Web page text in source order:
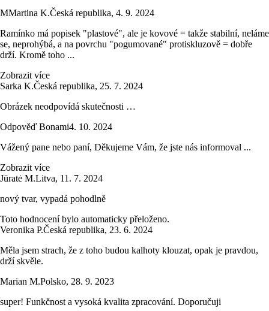
MMartina K.Česká republika, 4. 9. 2024
Ramínko má popisek "plastové", ale je kovové = takže stabilní, neláme
se, neprohýbá, a na povrchu "pogumované" protiskluzově = dobře
drží. Kromě toho ...
Zobrazit více
Sarka K.Česká republika, 25. 7. 2024
Obrázek neodpovídá skutečnosti …
Odpověď Bonami4. 10. 2024
Vážený pane nebo paní, Děkujeme Vám, že jste nás informoval ...
Zobrazit více
Jūratė M.Litva, 11. 7. 2024
nový tvar, vypadá pohodlně
Toto hodnocení bylo automaticky přeloženo.
Veronika P.Česká republika, 23. 6. 2024
Měla jsem strach, že z toho budou kalhoty klouzat, opak je pravdou,
drží skvěle.
Marian M.Polsko, 28. 9. 2023
super! Funkčnost a vysoká kvalita zpracování. Doporučuji